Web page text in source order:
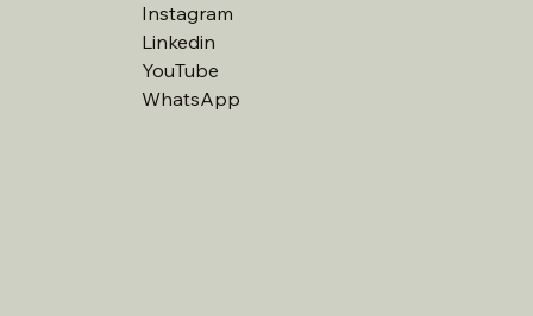
Instagram
Linkedin
YouTube
WhatsApp